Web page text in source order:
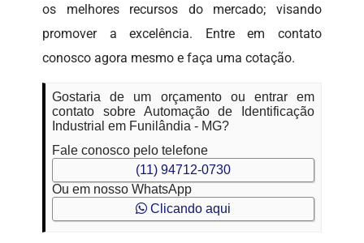
os melhores recursos do mercado; visando
promover a excelência. Entre em contato
conosco agora mesmo e faça uma cotação.
Gostaria de um orçamento ou entrar em
contato sobre Automação de Identificação
Industrial em Funilândia - MG?
Fale conosco pelo telefone
(11) 94712-0730
Ou em nosso WhatsApp
Clicando aqui